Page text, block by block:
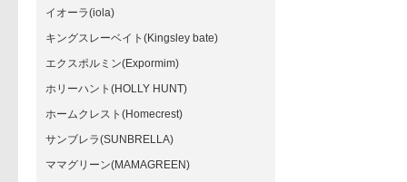
イオーラ(iola)
キングスレーベイト(Kingsley bate)
エクスポルミン(Expormim)
ホリーハント(HOLLY HUNT)
ホームクレスト(Homecrest)
サンブレラ(SUNBRELLA)
ママグリーン(MAMAGREEN)